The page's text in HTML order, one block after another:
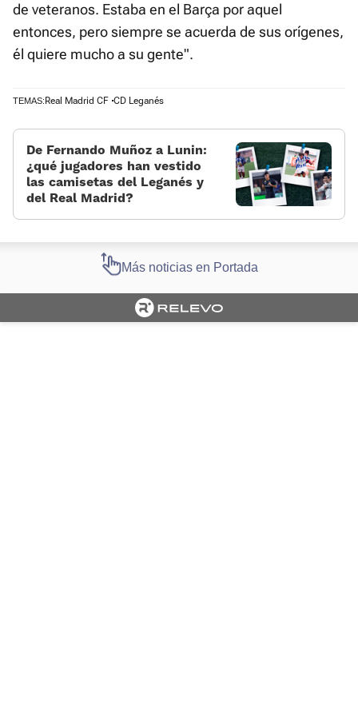
de veteranos. Estaba en el Barça por aquel
entonces, pero siempre se acuerda de sus orígenes,
él quiere mucho a su gente".
TEMAS:Real Madrid CF CD Leganés
De Fernando Muñoz a Lunin:
¿qué jugadores han vestido
las camisetas del Leganés y
del Real Madrid?
Más noticias en Portada